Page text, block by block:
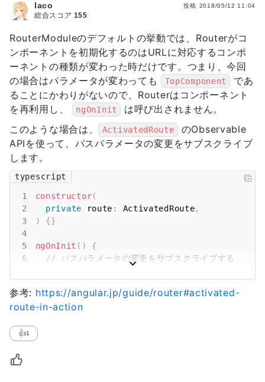
RouterModuleのデフォルトの挙動では、Routerがコ
ンポーネントを初期化するのはURLに対応するコンポ
ーネントの種類が変わった時だけです。つまり、今回
の場合はパラメータが変わっても
TopComponent
であ
ることにかわりがないので、Routerはコンポーネント
を再利用し、
ngOnInit
は呼び出されません。
このような場合は、
ActivatedRoute
のObservable
APIを使って、パスパラメータの変更をサブスクライブ
します。
typescript
1 constructor(
2
private route : ActivatedRoute,
3
) {}
4
5
ngOnInit ( )
{
6
// パスパラメータの変更をサブスクライブする
9
const key = paramsMap.get('key');
10
// パラメータが変わった後の初期化処理
12
}
参考: https://angular.jp/guide/router#activated-
route-in-action
投稿 2018/05/12 11:04
laco
総合スコア 155
👍1